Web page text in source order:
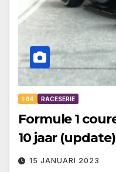
1:64 RACESERIE
Formule 1
10 jaar (update)
15 JANUARI 2023